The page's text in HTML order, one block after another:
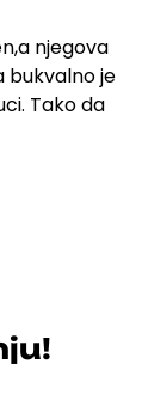
njegova
bukvalno je
Tako da